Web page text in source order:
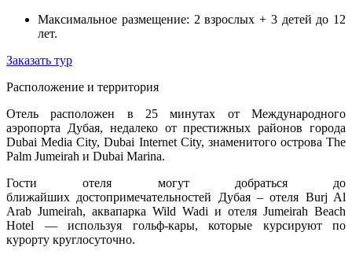
Максимальное размещение: 2 взрослых + 3 детей до 12
лет.
Заказать тур
Расположение и территория
Отель расположен в 25 минутах от Международного
аэропорта Дубая, недалеко от престижных районов города
Dubai Media City, Dubai Internet City, знаменитого острова The
Palm Jumeirah и Dubai Marina.
Гости отеля могут добраться до
ближайших достопримечательностей Дубая – отеля Burj Al
Arab Jumeirah, аквапарка Wild Wadi и отеля Jumeirah Beach
Hotel — используя гольф-кары, которые курсируют по
курорту круглосуточно.